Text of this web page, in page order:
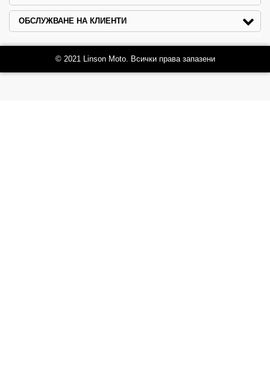
ОБСЛУЖВАНЕ НА КЛИЕНТИ
© 2021 Linson Moto. Всички права запазени